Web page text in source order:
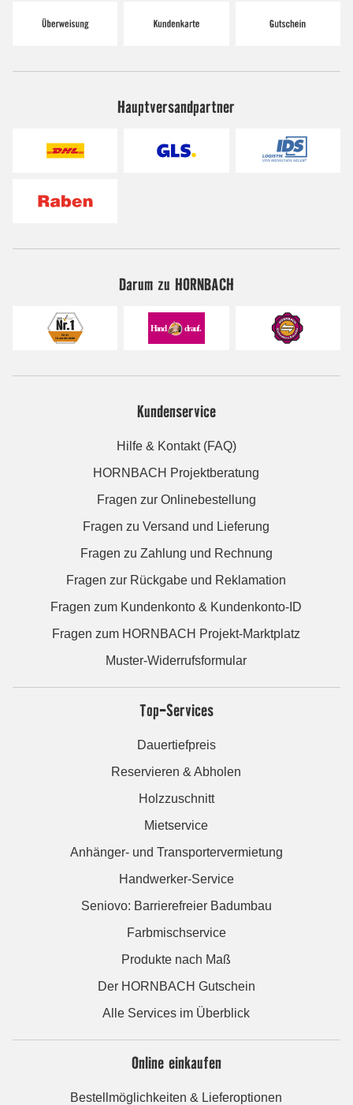
Hauptversandpartner
Darum zu HORNBACH
Kundenservice
Hilfe & Kontakt (FAQ)
HORNBACH Projektberatung
Fragen zur Onlinebestellung
Fragen zu Versand und Lieferung
Fragen zu Zahlung und Rechnung
Fragen zur Rückgabe und Reklamation
Fragen zum Kundenkonto & Kundenkonto-ID
Fragen zum HORNBACH Projekt-Marktplatz
Muster-Widerrufsformular
Top-Services
Dauertiefpreis
Reservieren & Abholen
Holzzuschnitt
Mietservice
Anhänger- und Transportervermietung
Handwerker-Service
Seniovo: Barrierefreier Badumbau
Farbmischservice
Produkte nach Maß
Der HORNBACH Gutschein
Alle Services im Überblick
Online einkaufen
Bestellmöglichkeiten & Lieferoptionen